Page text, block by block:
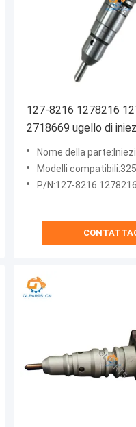
127-8216 1278216
2718669 ugello di
per 3114 3116 3126
325B escavatore
Nome della parte:Iniezione di
Modelli compatibili:325B
P/N:127-8216